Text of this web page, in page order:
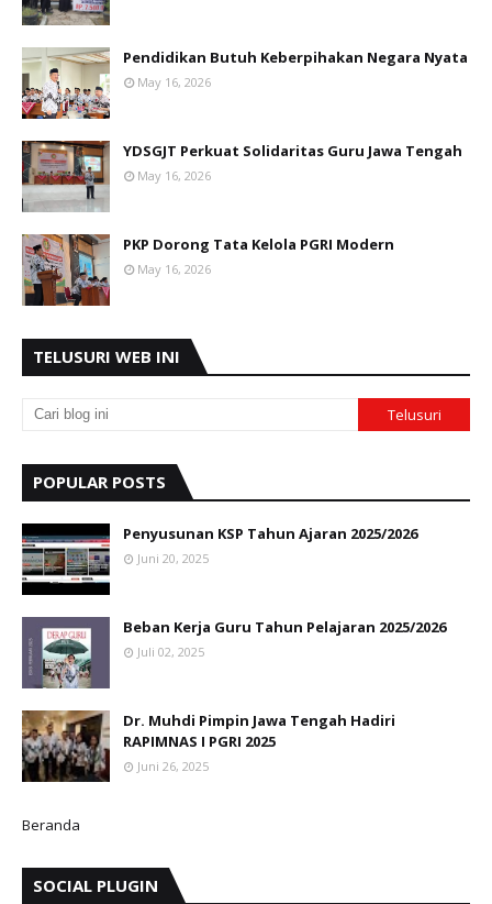
Pendidikan Butuh Keberpihakan Negara Nyata
May 16, 2026
YDSGJT Perkuat Solidaritas Guru Jawa Tengah
May 16, 2026
PKP Dorong Tata Kelola PGRI Modern
May 16, 2026
TELUSURI WEB INI
POPULAR POSTS
Penyusunan KSP Tahun Ajaran 2025/2026
Juni 20, 2025
Beban Kerja Guru Tahun Pelajaran 2025/2026
Juli 02, 2025
Dr. Muhdi Pimpin Jawa Tengah Hadiri
RAPIMNAS I PGRI 2025
Juni 26, 2025
Beranda
SOCIAL PLUGIN